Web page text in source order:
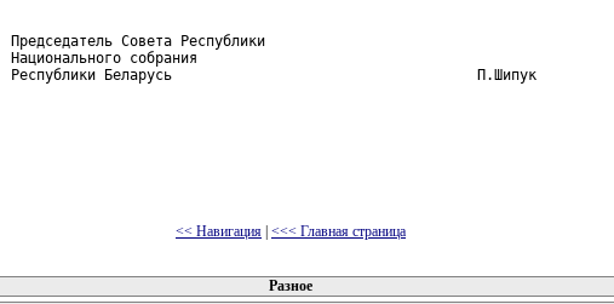
Председатель Совета Республики
Национального собрания
Республики Беларусь                                    П.Шипук
<< Навигация <<< Главная страница
Разное